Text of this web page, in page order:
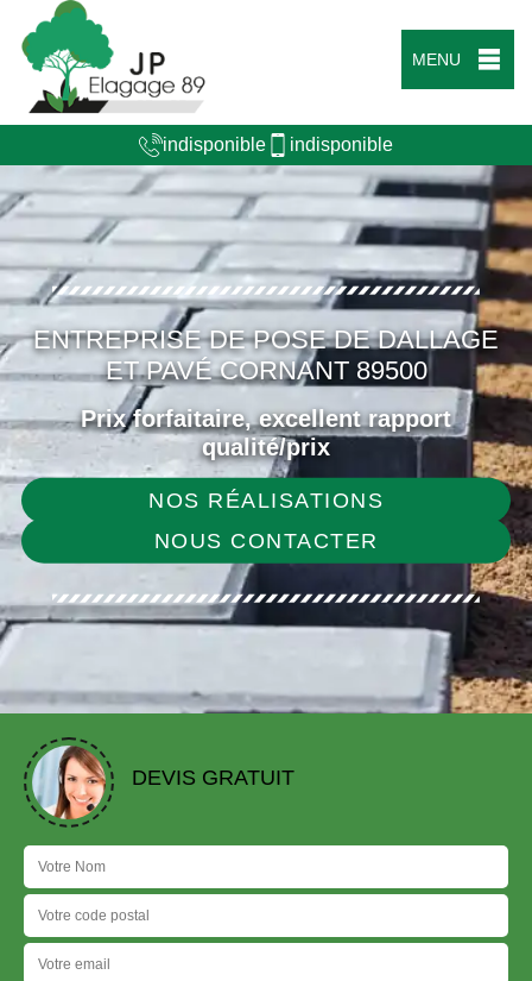
MENU
indisponible indisponible
ENTREPRISE DE POSE DE DALLAGE
ET PAVÉ CORNANT 89500
Prix forfaitaire, excellent rapport
qualité/prix
NOS RÉALISATIONS
NOUS CONTACTER
DEVIS GRATUIT